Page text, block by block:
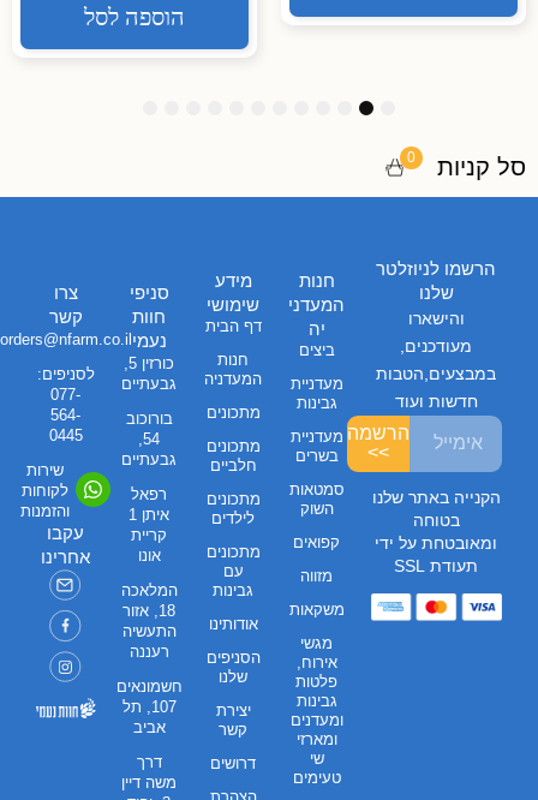
הוספה לסל
סל קניות 0
חנות
המעדני
יה
ביצים
מעדניית
גבינות
מעדניית
בשרים
סמטאות
השוק
קפואים
מזווה
משקאות
מגשי
אירוח,
פלטות
גבינות
ומעדנים
ומארזי
שי
טעימים
מידע
שימושי
דף הבית
חנות
המעדניה
מתכונים
מתכונים
חלביים
מתכונים
לילדים
מתכונים
עם
גבינות
אודותינו
הסניפים
שלנו
יצירת
קשר
דרושים
סניפי
חוות
נעמי
כורזין 5,
גבעתיים
בורוכוב
54,
גבעתיים
רפאל
איתן 1
קריית
אונו
המלאכה
18, אזור
התעשיה
רעננה
חשמונאים
107, תל
אביב
דרך
משה דיין
צרו
קשר
orders@nfarm.co.il
לסניפים:
077-
564-
0445
שירות
לקוחות
והזמנות
עקבו
אחרינו
הרשמו לניוזלטר
שלנו
והישארו
מעודכנים,
במבצעים,הטבות
חדשות ועוד
הרשמה
>>
הקנייה באתר שלנו
בטוחה
ומאובטחת על ידי
תעודת SSL